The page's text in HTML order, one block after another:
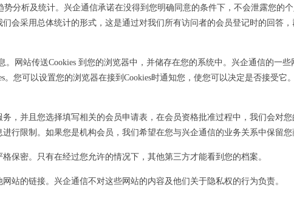
分析及统计。兴企通信承诺在没得到您明确同意的条件下，不会泄露您的
会采用总体统计的形式，这是通过对我们所有访问者的会员登记时的回答
。网站传送Cookies 到您的浏览器中，并储存在您的系统中。兴企通信的一
。您可以设置您的浏览器在接到Cookies时通知您，使您可以决定是否接受它
务，并且您选择填写相关的会员申请表，在会员资格批准过程中，我们会对
行限制。如果您是机构会员，我们希望在您与兴企通信的业务关系中保留您
格保密。只有在经过您允许的情况下，其他第三方才能看到您的档案。
网站的链接。兴企通信不对这些网站的内容及他们关于隐私权的行为负责。